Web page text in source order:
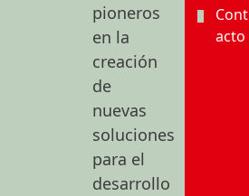
pioneros
en la
creación
de
nuevas
soluciones
para el
desarrollo
Cont
acto